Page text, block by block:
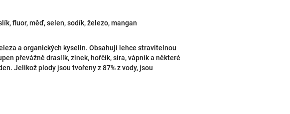
fluor, měď, selen, sodík, železo, mangan
a organických kyselin. Obsahují lehce stravitelnou
převážně draslík, zinek, hořčík, síra, vápník a některé
Jelikož plody jsou tvořeny z 87% z vody, jsou